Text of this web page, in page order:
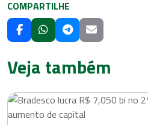
COMPARTILHE
Veja também